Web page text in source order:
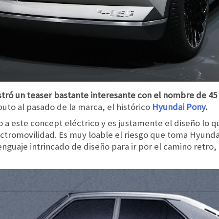
un teaser bastante interesante con el nombre de 45
al pasado de la marca, el histórico Hyundai Pony.
este concept eléctrico y es justamente el diseño lo
Es muy loable el riesgo que toma
intrincado de diseño para ir por el camino retro,